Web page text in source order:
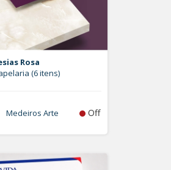
Rosa
(6 itens)
Medeiros Arte Off